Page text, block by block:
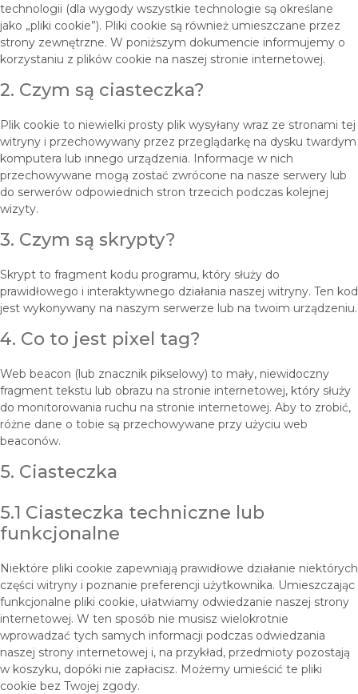
technologii (dla wygody wszystkie technologie są określane
jako „pliki cookie”). Pliki cookie są również umieszczane przez
strony zewnętrzne. W poniższym dokumencie informujemy o
korzystaniu z plików cookie na naszej stronie internetowej.
2. Czym są ciasteczka?
Plik cookie to niewielki prosty plik wysyłany wraz ze stronami tej
witryny i przechowywany przez przeglądarkę na dysku twardym
komputera lub innego urządzenia. Informacje w nich
przechowywane mogą zostać zwrócone na nasze serwery lub
do serwerów odpowiednich stron trzecich podczas kolejnej
wizyty.
3. Czym są skrypty?
Skrypt to fragment kodu programu, który służy do
prawidłowego i interaktywnego działania naszej witryny. Ten kod
jest wykonywany na naszym serwerze lub na twoim urządzeniu.
4. Co to jest pixel tag?
Web beacon (lub znacznik pikselowy) to mały, niewidoczny
fragment tekstu lub obrazu na stronie internetowej, który służy
do monitorowania ruchu na stronie internetowej. Aby to zrobić,
różne dane o tobie są przechowywane przy użyciu web
beaconów.
5. Ciasteczka
5.1 Ciasteczka techniczne lub
funkcjonalne
Niektóre pliki cookie zapewniają prawidłowe działanie niektórych
części witryny i poznanie preferencji użytkownika. Umieszczając
funkcjonalne pliki cookie, ułatwiamy odwiedzanie naszej strony
internetowej. W ten sposób nie musisz wielokrotnie
wprowadzać tych samych informacji podczas odwiedzania
naszej strony internetowej i, na przykład, przedmioty pozostają
w koszyku, dopóki nie zapłacisz. Możemy umieścić te pliki
cookie bez Twojej zgody.